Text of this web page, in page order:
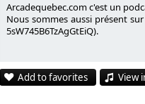
Arcadequebec.com c'est un
Nous sommes aussi présent
5sW745B6TzAgGtEiQ).
Add to favorites View
by email
Hogwarts Legacy.
l'enregistrement du